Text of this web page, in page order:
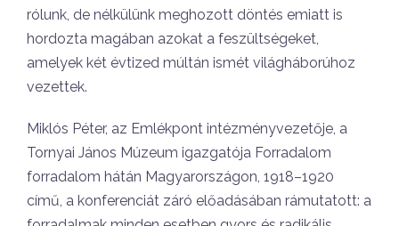
rólunk, de nélkülünk meghozott döntés emiatt is
hordozta magában azokat a feszültségeket,
amelyek két évtized múltán ismét világháborúhoz
vezettek.
Miklós Péter, az Emlékpont intézményvezetője, a
Tornyai János Múzeum igazgatója Forradalom
forradalom hátán Magyarországon, 1918–1920
című, a konferenciát záró előadásában rámutatott: a